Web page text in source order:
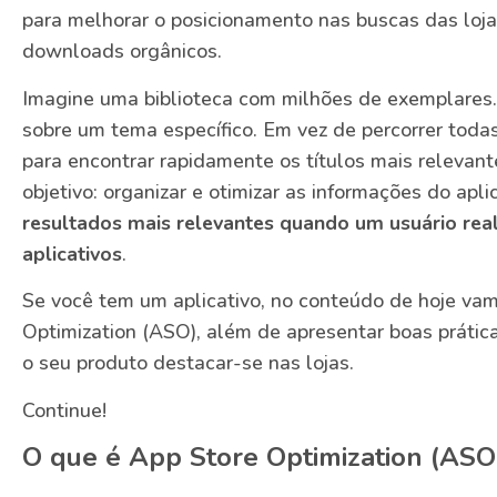
para melhorar o posicionamento nas buscas das
downloads orgânicos.
Imagine uma biblioteca com milhões de
sobre um tema específico. Em vez de percorrer
para encontrar rapidamente os títulos mais
objetivo: organizar e otimizar as informações do
resultados mais relevantes quando um usuário
aplicativos.
Se você tem um aplicativo, no conteúdo de hoje
Optimization (ASO), além de apresentar boas
o seu produto destacar-se nas lojas.
Continue!
O que é App Store Optimization